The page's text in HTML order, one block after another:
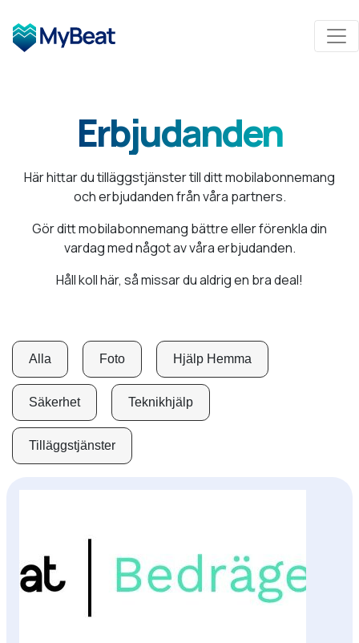
Erbjudanden
Här hittar du tilläggstjänster till ditt mobilabonnemang
och erbjudanden från våra partners.
Gör ditt mobilabonnemang bättre eller förenkla din
vardag med något av våra erbjudanden.
Håll koll här, så missar du aldrig en bra deal!
Alla Foto Hjälp Hemma
Säkerhet Teknikhjälp
Tilläggstjänster